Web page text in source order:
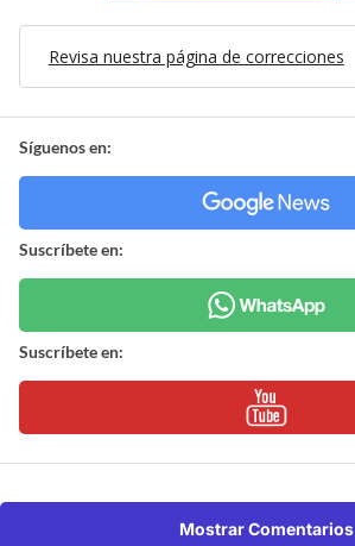
Revisa nuestra página de correcciones
Síguenos en:
Suscríbete en:
Suscríbete en:
Mostrar Comentarios